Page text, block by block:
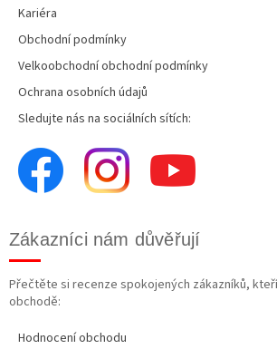
Kariéra
Obchodní podmínky
Velkoobchodní obchodní podmínky
Ochrana osobních údajů
Sledujte nás na sociálních sítích:
Zákazníci nám důvěřují
Přečtěte si recenze spokojených zákazníků,
obchodě:
Hodnocení obchodu